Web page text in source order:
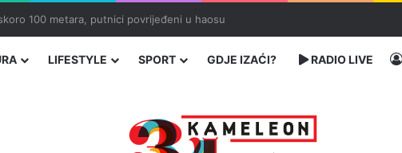
Kojović traže poseban status za Memorijalni centar Srebrenica
LIFESTYLE SPORT GDJE IZAĆI? RADIO LIVE